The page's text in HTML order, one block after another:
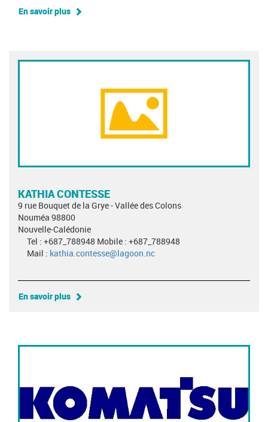
En savoir plus
KATHIA CONTESSE
9 rue Bouquet de la Grye - Vallée des Colons
Nouméa 98800
Nouvelle-Calédonie
Tel : +687_788948 Mobile : +687_788948
Mail : kathia.contesse@lagoon.nc
En savoir plus